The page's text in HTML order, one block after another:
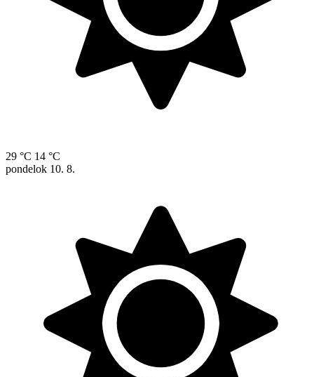
29 °C 14 °C
pondelok 10. 8.